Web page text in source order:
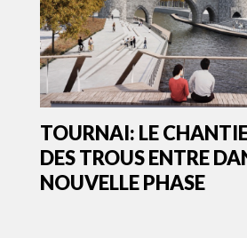
TOURNAI: LE
DES TROUS ENTRE
NOUVELLE PHASE